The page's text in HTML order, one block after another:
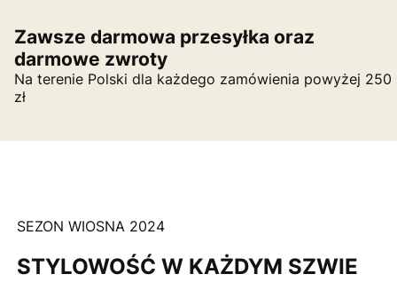
Zawsze darmowa przesyłka oraz
darmowe zwroty
Na terenie Polski dla każdego zamówienia powyżej 250
zł
SEZON WIOSNA 2024
STYLOWOŚĆ W KAŻDYM SZWIE